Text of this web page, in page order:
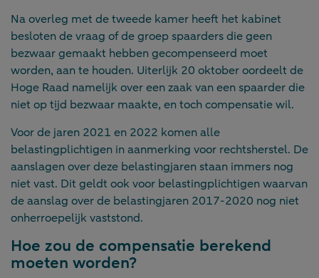
Na overleg met de tweede kamer heeft het kabinet
besloten de vraag of de groep spaarders die geen
bezwaar gemaakt hebben gecompenseerd moet
worden, aan te houden. Uiterlijk 20 oktober oordeelt de
Hoge Raad namelijk over een zaak van een spaarder die
niet op tijd bezwaar maakte, en toch compensatie wil.
Voor de jaren 2021 en 2022 komen alle
belastingplichtigen in aanmerking voor rechtsherstel. De
aanslagen over deze belastingjaren staan immers nog
niet vast. Dit geldt ook voor belastingplichtigen waarvan
de aanslag over de belastingjaren 2017-2020 nog niet
onherroepelijk vaststond.
Hoe zou de compensatie berekend
moeten worden?